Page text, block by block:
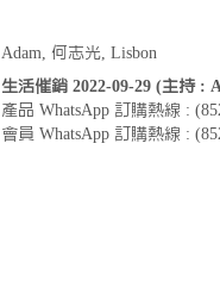
Adam, 何志光, Lisbon
生活催銷 2022-09-29 (主持 :
產品 WhatsApp 訂購熱線 :
會員 WhatsApp 訂購熱線 :